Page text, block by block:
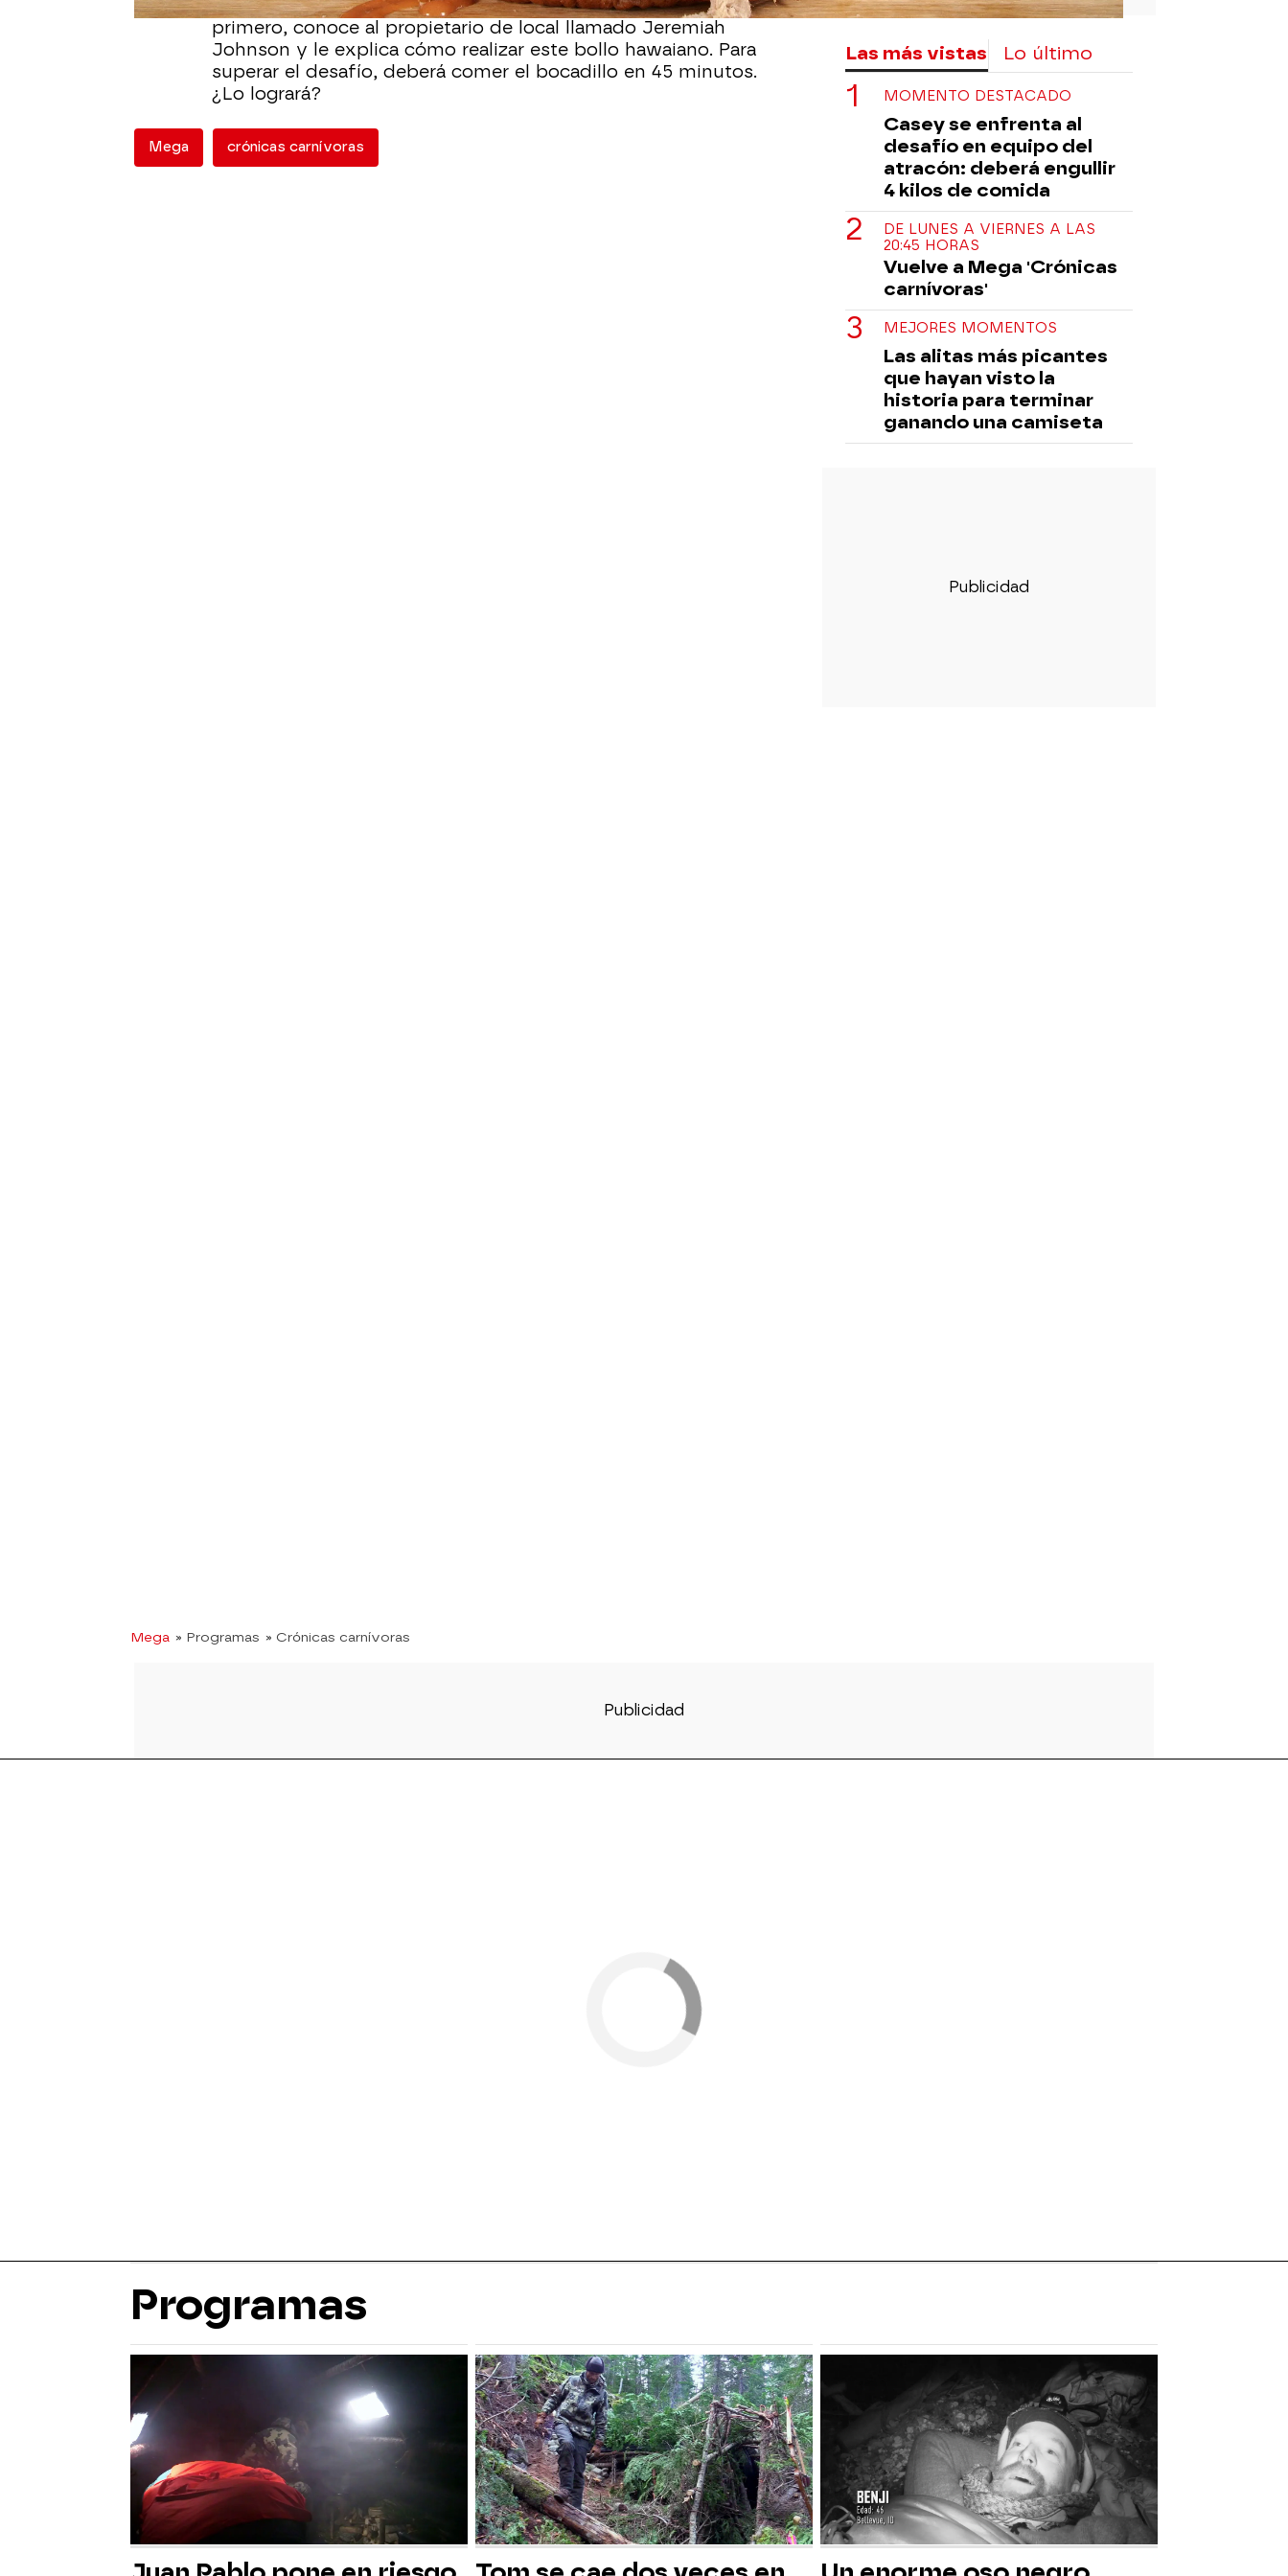
es capaz de superarel reto del 'bocadillo pigzilla.Pero,
primero, conoce al propietario de local llamado Jeremiah
Johnson y le explica cómo realizar este bollo hawaiano. Para
superar el desafío, deberá comer el bocadillo en 45 minutos.
¿Lo logrará?
Mega crónicas carnívoras
Mega » Programas » Crónicas carnívoras
Las más vistas Lo último
MOMENTO DESTACADO
Casey se enfrenta al
desafío en equipo del
atracón: deberá engullir
4 kilos de comida
DE LUNES A VIERNES A LAS
20:45 HORAS
Vuelve a Mega 'Crónicas
carnívoras'
MEJORES MOMENTOS
Las alitas más picantes
que hayan visto la
historia para terminar
ganando una camiseta
Programas